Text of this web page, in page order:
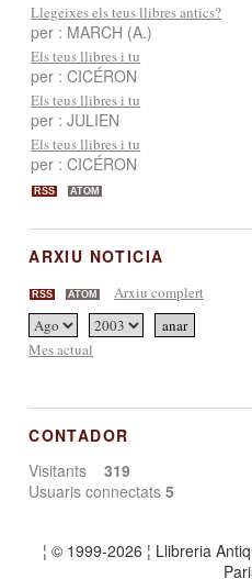
Llegeixes els teus llibres antics?
per : MARCH (A.)
Els teus llibres i tu
per : CICÉRON
Els teus llibres i tu
per : JULIEN
Els teus llibres i tu
per : CICÉRON
RSS ATOM
ARXIU NOTICIA
RSS ATOM Arxiu complert
Mes actual
CONTADOR
Visitants319
Usuaris connectats5
¦ © 1999-2026 ¦ Llibreria